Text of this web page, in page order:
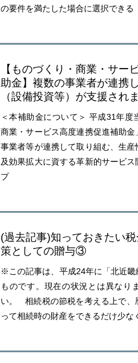
の要件を満たした場合に選択できる
【ものづくり・商業・サー
助金】複数の事業者が連携
（設備投資等）が支援され
＜本補助金について＞ 平成31年度
商業・サービス高度連携促進補助
事業者等が連携して取り組む、生
及効果拡大に資する革新的サービ
プ
(過去記事)知っておきたい
策としての贈与③
※この記事は、平成24年に「北近畿
ものです。現在の状況とは異なり
い。 相続税の節税を考える上で、
って相続時の財産をできるだけ少な